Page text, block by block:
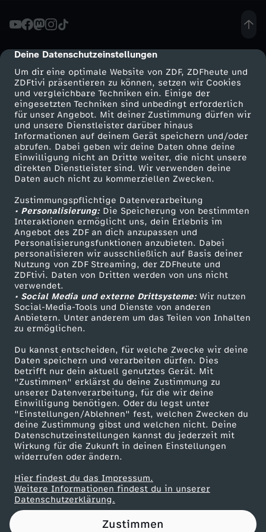
cmp-dialog-description
Deine Datenschutzeinstellungen
Um dir eine optimale Website von ZDF, ZDFheute und
ZDFtivi präsentieren zu können, setzen wir Cookies
und vergleichbare Techniken ein. Einige der
eingesetzten Techniken sind unbedingt erforderlich
für unser Angebot. Mit deiner Zustimmung dürfen wir
und unsere Dienstleister darüber hinaus
Informationen auf deinem Gerät speichern und/oder
abrufen. Dabei geben wir deine Daten ohne deine
Einwilligung nicht an Dritte weiter, die nicht unsere
direkten Dienstleister sind. Wir verwenden deine
Daten auch nicht zu kommerziellen Zwecken.
Zustimmungspflichtige Datenverarbeitung
• Personalisierung:Die Speicherung von bestimmten
Interaktionen ermöglicht uns, dein Erlebnis im
Angebot des ZDF an dich anzupassen und
Personalisierungsfunktionen anzubieten. Dabei
personalisieren wir ausschließlich auf Basis deiner
Nutzung von ZDF Streaming, der ZDFheute und
ZDFtivi. Daten von Dritten werden von uns nicht
verwendet.
• Social Media und externe Drittsysteme:Wir nutzen
Social-Media-Tools und Dienste von anderen
Anbietern. Unter anderem um das Teilen von Inhalten
zu ermöglichen.
Du kannst entscheiden, für welche Zwecke wir deine
Daten speichern und verarbeiten dürfen. Dies
betrifft nur dein aktuell genutztes Gerät. Mit
"Zustimmen" erklärst du deine Zustimmung zu
unserer Datenverarbeitung, für die wir deine
Einwilligung benötigen. Oder du legst unter
"Einstellungen/Ablehnen" fest, welchen Zwecken du
deine Zustimmung gibst und welchen nicht. Deine
Datenschutzeinstellungen kannst du jederzeit mit
Wirkung für die Zukunft in deinen Einstellungen
widerrufen oder ändern.
Hier findest du das Impressum.
Weitere Informationen findest du in unserer
Datenschutzerklärung.
Zustimmen
'
G
e
i
s
t
v
o
n
A
n
k
a
r
a
'
:
"
Mehr ZDF
ZDF-Apps
Smart TV
ZDFtext
Livestreams
Sendungen A-Z
TV-Programm
Service
ZDFmitreden
Kontakt zum ZDF
Tickets
Zuschauerservice
Hilfe
ZDF Unternehmen
Karriere
ZDF goes Schule
Werbefernsehen
Mainzelmännchen
Partner